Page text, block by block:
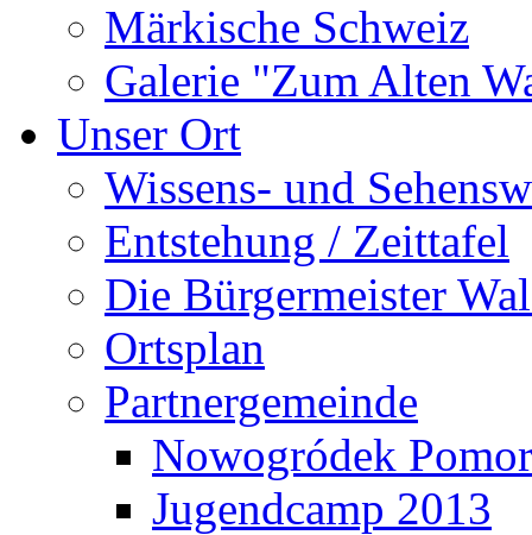
Märkische Schweiz
Galerie "Zum Alten
Unser Ort
Wissens- und
Entstehung / Zeittafel
Die Bürgermeister
Ortsplan
Partnergemeinde
Nowogródek
Jugendcamp 2013